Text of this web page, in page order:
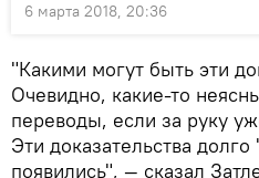
6 марта 2018, 20:36
"Какими могут быть эти
Очевидно, какие-то
переводы, если за руку
Эти доказательства
появились", — сказал